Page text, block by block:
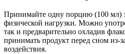
Принимайте одну порцию (100 мл)
физической нагрузки. Можно
так и предварительно охладив
принимать продукт перед сном из-
воздействия.